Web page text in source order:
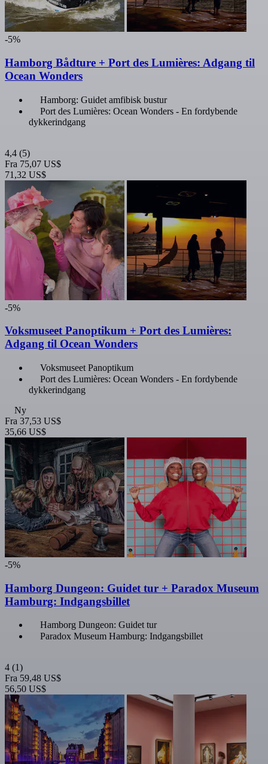
-5%
Hamborg Bådture + Port des Lumières: Adgang til
Ocean Wonders
Hamborg: Guidet amfibisk bustur
Port des Lumières: Ocean Wonders - En fordybende
dykkerindgang
4,4 (5)
Fra 75,07 US$
71,32 US$
-5%
Voksmuseet Panoptikum + Port des Lumières:
Adgang til Ocean Wonders
Voksmuseet Panoptikum
Port des Lumières: Ocean Wonders - En fordybende
dykkerindgang
Ny
Fra 37,53 US$
35,66 US$
-5%
Hamborg Dungeon: Guidet tur + Paradox Museum
Hamburg: Indgangsbillet
Hamborg Dungeon: Guidet tur
Paradox Museum Hamburg: Indgangsbillet
4 (1)
Fra 59,48 US$
56,50 US$